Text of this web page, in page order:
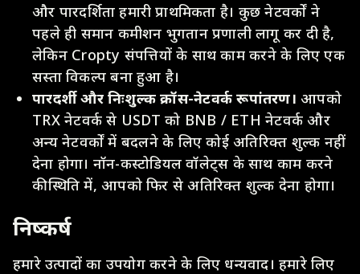
और पारदर्शिता हमारी प्राथमिकता है। कुछ नेटवर्कों ने
पहले ही समान कमीशन भुगतान प्रणाली लागू कर दी है,
लेकिन Cropty संपत्तियों के साथ काम करने के लिए एक
सस्ता विकल्प बना हुआ है।
पारदर्शी और निःशुल्क क्रॉस-नेटवर्क रूपांतरण। आपको
TRX नेटवर्क से USDT को BNB / ETH नेटवर्क और
अन्य नेटवर्कों में बदलने के लिए कोई अतिरिक्त शुल्क नहीं
देना होगा। नॉन-कस्टोडियल वॉलेट्स के साथ काम करने
की स्थिति में, आपको फिर से अतिरिक्त शुल्क देना होगा।
निष्कर्ष
हमारे उत्पादों का उपयोग करने के लिए धन्यवाद। हमारे लिए